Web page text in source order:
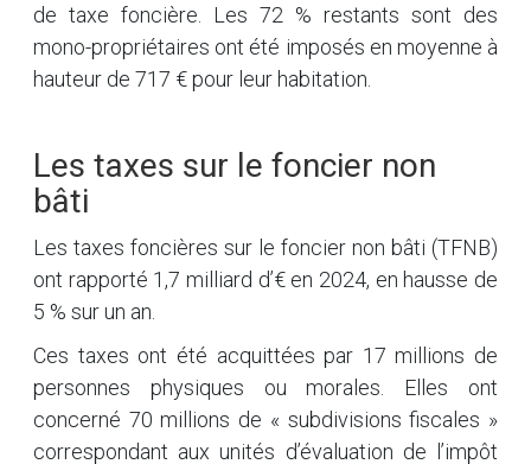
de taxe foncière. Les 72 % restants sont des
mono-propriétaires ont été imposés en moyenne à
hauteur de 717 € pour leur habitation.
Les taxes sur le foncier non
bâti
Les taxes foncières sur le foncier non bâti (TFNB)
ont rapporté 1,7 milliard d’€ en 2024, en hausse de
5 % sur un an.
Ces taxes ont été acquittées par 17 millions de
personnes physiques ou morales. Elles ont
concerné 70 millions de « subdivisions fiscales »
correspondant aux unités d’évaluation de l’impôt